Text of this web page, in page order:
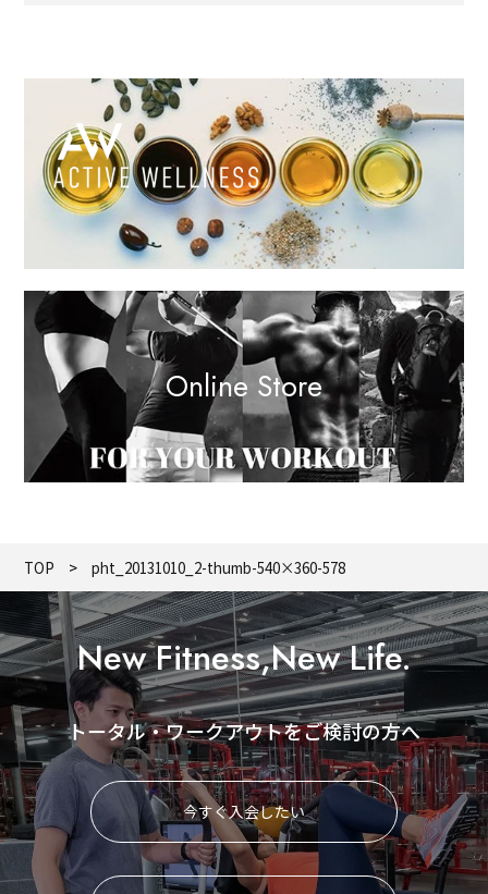
Online Store
TOP pht_20131010_2-thumb-540×360-578
New Fitness,New Life.
トータル・ワークアウトをご検討の方へ
今すぐ入会したい